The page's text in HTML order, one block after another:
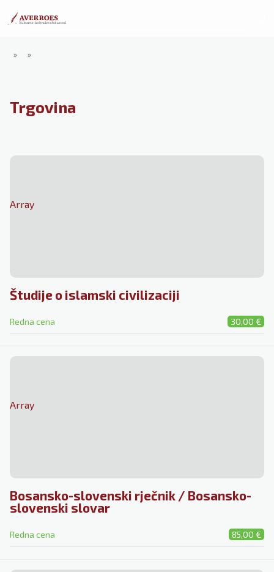
» »
Trgovina
Array
Študije o islamski civilizaciji
Redna cena 30,00 €
Array
Bosansko-slovenski rječnik / Bosansko-
slovenski slovar
Redna cena 85,00 €